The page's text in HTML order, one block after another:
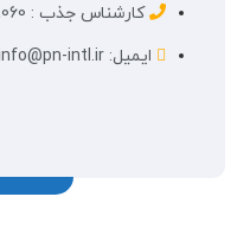
کارشناس جذب : 09304878060
ایمیل: info@pn-intl.ir